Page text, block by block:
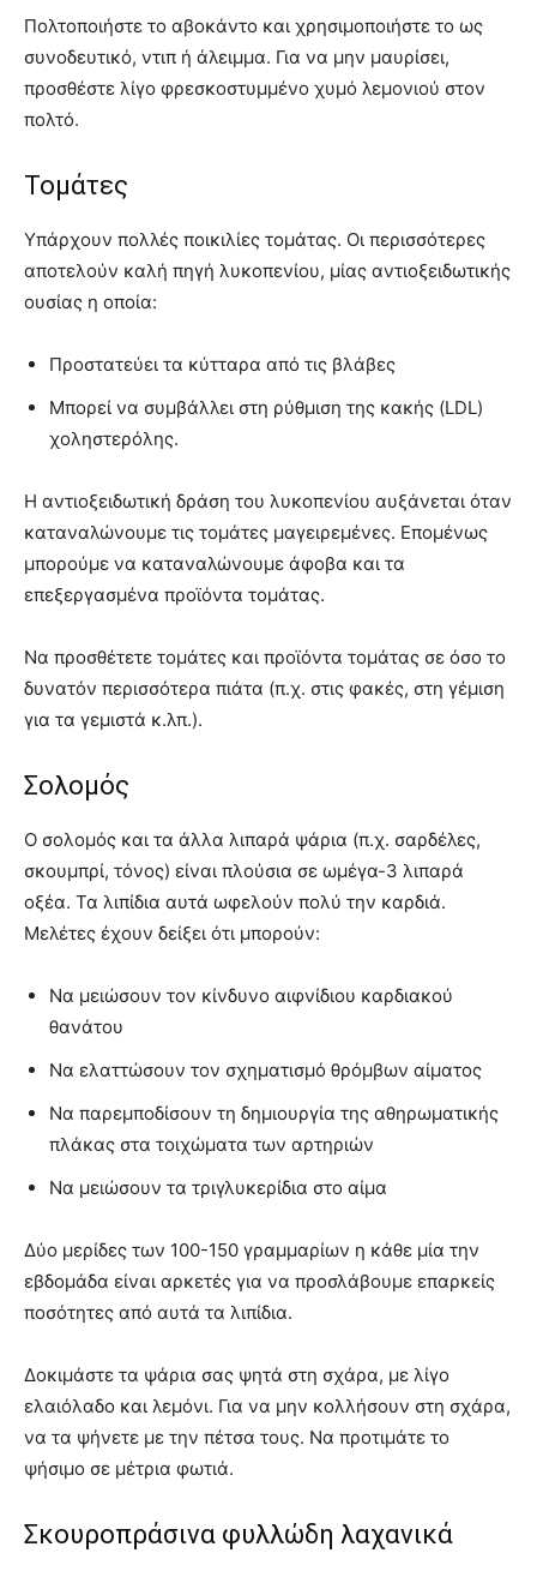
Πολτοποιήστε το αβοκάντο και χρησιμοποιήστε το ως
συνοδευτικό, ντιπ ή άλειμμα. Για να μην μαυρίσει,
προσθέστε λίγο φρεσκοστυμμένο χυμό λεμονιού στον
πολτό.
Τομάτες
Υπάρχουν πολλές ποικιλίες τομάτας. Οι περισσότερες
αποτελούν καλή πηγή λυκοπενίου, μίας αντιοξειδωτικής
ουσίας η οποία:
Προστατεύει τα κύτταρα από τις βλάβες
Μπορεί να συμβάλλει στη ρύθμιση της κακής (LDL)
χοληστερόλης.
Η αντιοξειδωτική δράση του λυκοπενίου αυξάνεται όταν
καταναλώνουμε τις τομάτες μαγειρεμένες. Επομένως
μπορούμε να καταναλώνουμε άφοβα και τα
επεξεργασμένα προϊόντα τομάτας.
Να προσθέτετε τομάτες και προϊόντα τομάτας σε όσο το
δυνατόν περισσότερα πιάτα (π.χ. στις φακές, στη γέμιση
για τα γεμιστά κ.λπ.).
Σολομός
Ο σολομός και τα άλλα λιπαρά ψάρια (π.χ. σαρδέλες,
σκουμπρί, τόνος) είναι πλούσια σε ωμέγα-3 λιπαρά
οξέα. Τα λιπίδια αυτά ωφελούν πολύ την καρδιά.
Μελέτες έχουν δείξει ότι μπορούν:
Να μειώσουν τον κίνδυνο αιφνίδιου καρδιακού
θανάτου
Να ελαττώσουν τον σχηματισμό θρόμβων αίματος
Να παρεμποδίσουν τη δημιουργία της αθηρωματικής
πλάκας στα τοιχώματα των αρτηριών
Να μειώσουν τα τριγλυκερίδια στο αίμα
Δύο μερίδες των 100-150 γραμμαρίων η κάθε μία την
εβδομάδα είναι αρκετές για να προσλάβουμε επαρκείς
ποσότητες από αυτά τα λιπίδια.
Δοκιμάστε τα ψάρια σας ψητά στη σχάρα, με λίγο
ελαιόλαδο και λεμόνι. Για να μην κολλήσουν στη σχάρα,
να τα ψήνετε με την πέτσα τους. Να προτιμάτε το
ψήσιμο σε μέτρια φωτιά.
Σκουροπράσινα φυλλώδη λαχανικά